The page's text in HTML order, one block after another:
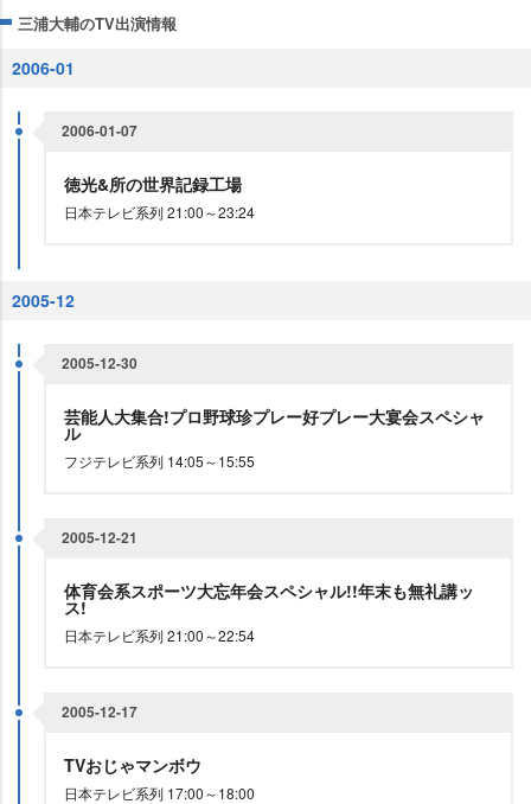
三浦大輔のTV出演情報
2006-01
2006-01-07
徳光&所の世界記録工場
日本テレビ系列 21:00～23:24
2005-12
2005-12-30
芸能人大集合!プロ野球珍プレー好プレー大宴会スペシャ
ル
フジテレビ系列 14:05～15:55
2005-12-21
体育会系スポーツ大忘年会スペシャル!!年末も無礼講ッ
ス!
日本テレビ系列 21:00～22:54
2005-12-17
TVおじゃマンボウ
日本テレビ系列 17:00～18:00